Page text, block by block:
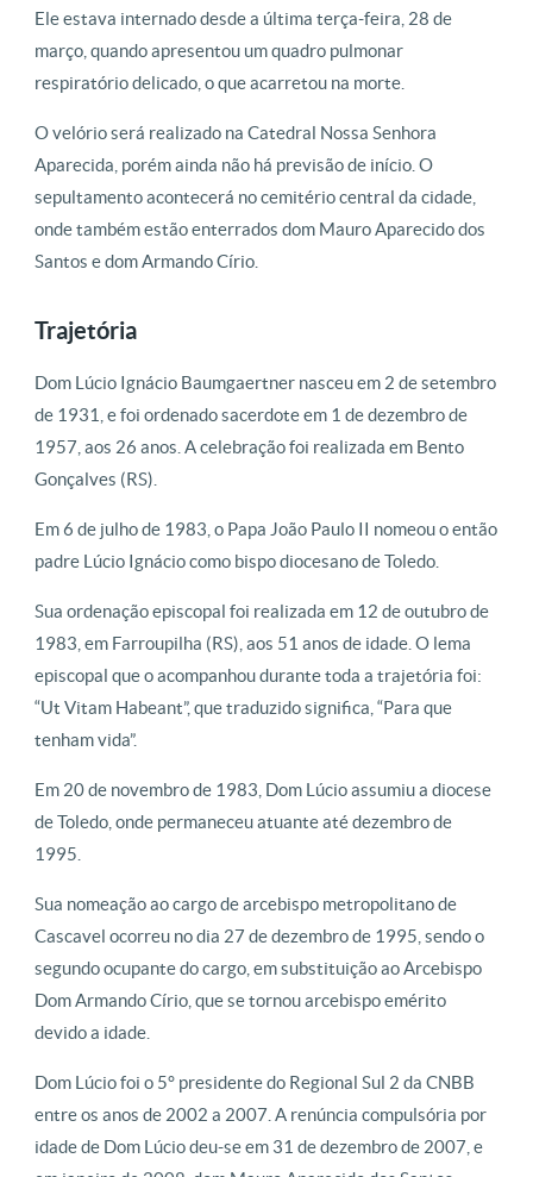
Ele estava internado desde a última terça-feira, 28 de
março, quando apresentou um quadro pulmonar
respiratório delicado, o que acarretou na morte.
O velório será realizado na Catedral Nossa Senhora
Aparecida, porém ainda não há previsão de início. O
sepultamento acontecerá no cemitério central da cidade,
onde também estão enterrados dom Mauro Aparecido dos
Santos e dom Armando Círio.
Trajetória
Dom Lúcio Ignácio Baumgaertner nasceu em 2 de setembro
de 1931, e foi ordenado sacerdote em 1 de dezembro de
1957, aos 26 anos. A celebração foi realizada em Bento
Gonçalves (RS).
Em 6 de julho de 1983, o Papa João Paulo II nomeou o então
padre Lúcio Ignácio como bispo diocesano de Toledo.
Sua ordenação episcopal foi realizada em 12 de outubro de
1983, em Farroupilha (RS), aos 51 anos de idade. O lema
episcopal que o acompanhou durante toda a trajetória foi:
“Ut Vitam Habeant”, que traduzido significa, “Para que
tenham vida”.
Em 20 de novembro de 1983, Dom Lúcio assumiu a diocese
de Toledo, onde permaneceu atuante até dezembro de
1995.
Sua nomeação ao cargo de arcebispo metropolitano de
Cascavel ocorreu no dia 27 de dezembro de 1995, sendo o
segundo ocupante do cargo, em substituição ao Arcebispo
Dom Armando Círio, que se tornou arcebispo emérito
devido a idade.
Dom Lúcio foi o 5° presidente do Regional Sul 2 da CNBB
entre os anos de 2002 a 2007. A renúncia compulsória por
idade de Dom Lúcio deu-se em 31 de dezembro de 2007, e